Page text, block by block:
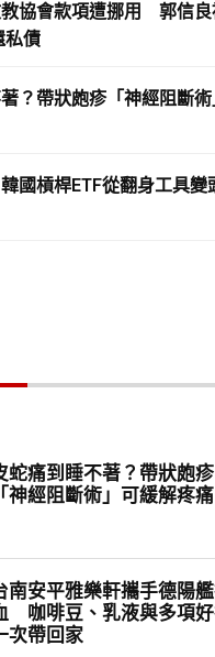
協會款項遭挪用 郭信良
私債
？帶狀皰疹「神經阻斷
韓國槓桿ETF從翻身工具變